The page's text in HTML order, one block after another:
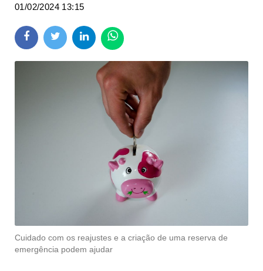
01/02/2024 13:15
Cuidado com os reajustes e a criação de uma reserva de
emergência podem ajudar